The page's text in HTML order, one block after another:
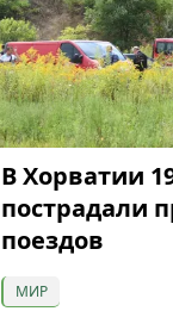
В Хорватии
пострадали
поездов
МИР